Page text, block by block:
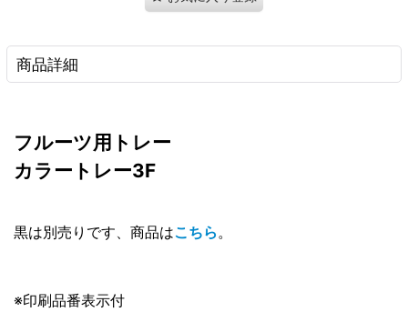
商品詳細
フルーツ用トレー
カラートレー3F
黒は別売りです、商品はこちら。
※印刷品番表示付